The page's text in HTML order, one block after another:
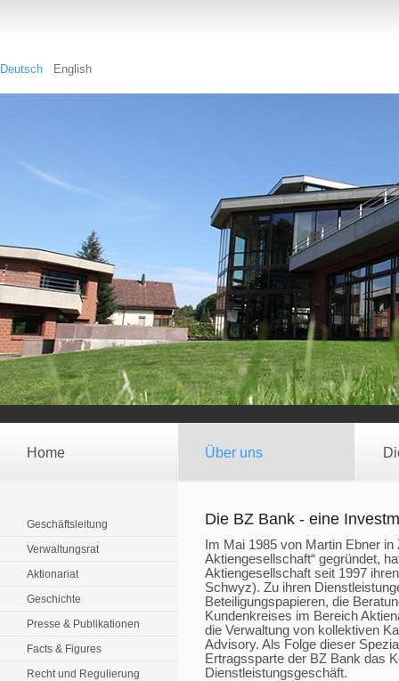
Deutsch English
Home Über uns
Geschäftsleitung
Verwaltungsrat
Aktionariat
Geschichte
Presse & Publikationen
Facts & Figures
Recht und Regulierung
Die BZ Bank - eine
Im Mai 1985 von Martin Ebner
Aktiengesellschaft“ gegründet,
Aktiengesellschaft seit 1997
Schwyz). Zu ihren
Beteiligungspapieren, die
Kundenkreises im Bereich
die Verwaltung von kollektiven
Advisory. Als Folge dieser
Ertragssparte der BZ Bank das
Dienstleistungsgeschäft.